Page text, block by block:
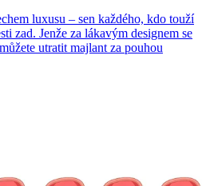
luxusu – sen každého, kdo touží
zad. Jenže za lákavým designem se
utratit majlant za pouhou